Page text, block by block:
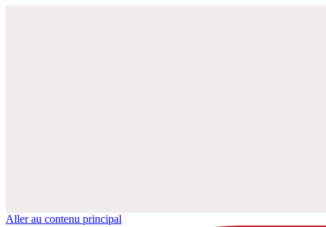
Aller au contenu principal